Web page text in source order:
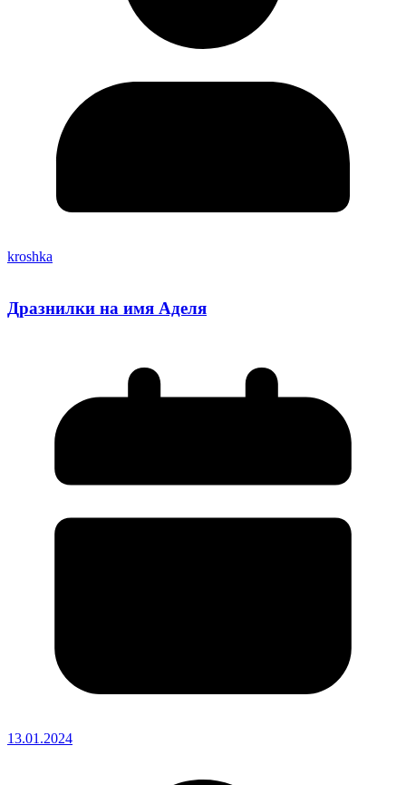
kroshka
Дразнилки на имя Аделя
13.01.2024